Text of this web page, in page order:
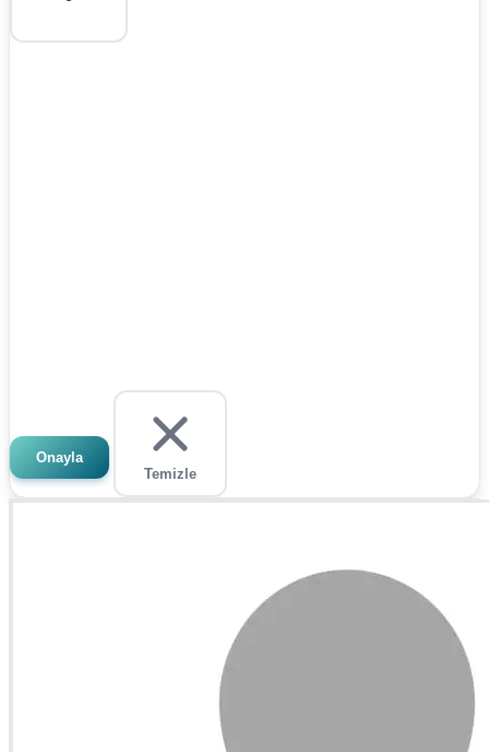
Onayla
Temizle